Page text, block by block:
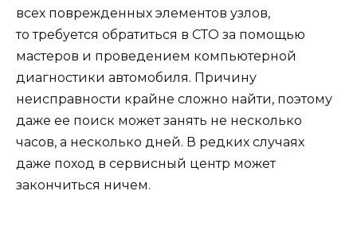
всех поврежденных элементов узлов,
то требуется обратиться в СТО за помощью
мастеров и проведением компьютерной
диагностики автомобиля. Причину
неисправности крайне сложно найти, поэтому
даже ее поиск может занять не несколько
часов, а несколько дней. В редких случаях
даже поход в сервисный центр может
закончиться ничем.